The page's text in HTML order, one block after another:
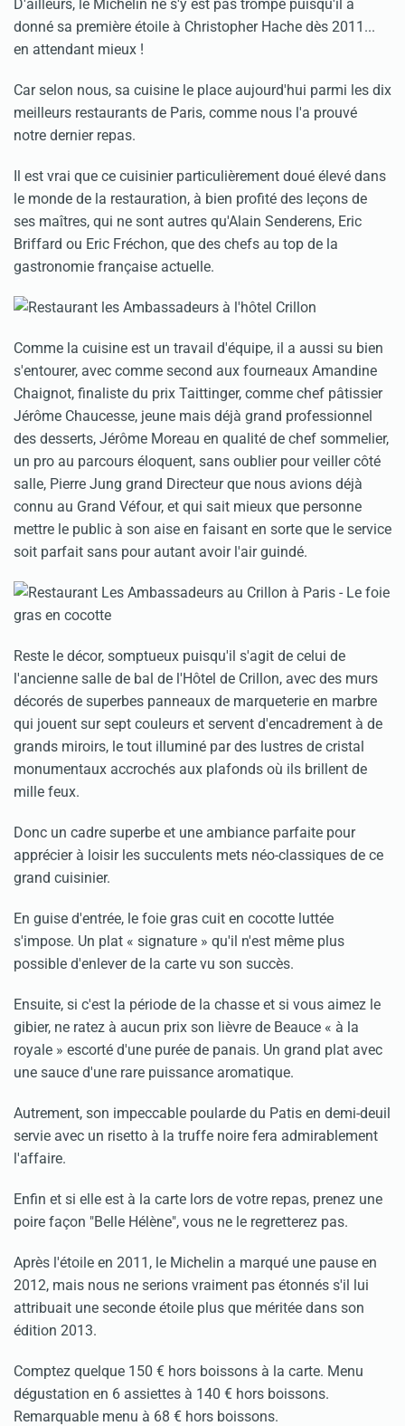
D'ailleurs, le Michelin ne s'y est pas trompé puisqu'il a
donné sa première étoile à Christopher Hache dès 2011...
en attendant mieux !
Car selon nous, sa cuisine le place aujourd'hui parmi les dix
meilleurs restaurants de Paris, comme nous l'a prouvé
notre dernier repas.
Il est vrai que ce cuisinier particulièrement doué élevé dans
le monde de la restauration, à bien profité des leçons de
ses maîtres, qui ne sont autres qu'Alain Senderens, Eric
Briffard ou Eric Fréchon, que des chefs au top de la
gastronomie française actuelle.
Comme la cuisine est un travail d'équipe, il a aussi su bien
s'entourer, avec comme second aux fourneaux Amandine
Chaignot, finaliste du prix Taittinger, comme chef pâtissier
Jérôme Chaucesse, jeune mais déjà grand professionnel
des desserts, Jérôme Moreau en qualité de chef sommelier,
un pro au parcours éloquent, sans oublier pour veiller côté
salle, Pierre Jung grand Directeur que nous avions déjà
connu au Grand Véfour, et qui sait mieux que personne
mettre le public à son aise en faisant en sorte que le service
soit parfait sans pour autant avoir l'air guindé.
Reste le décor, somptueux puisqu'il s'agit de celui de
l'ancienne salle de bal de l'Hôtel de Crillon, avec des murs
décorés de superbes panneaux de marqueterie en marbre
qui jouent sur sept couleurs et servent d'encadrement à de
grands miroirs, le tout illuminé par des lustres de cristal
monumentaux accrochés aux plafonds où ils brillent de
mille feux.
Donc un cadre superbe et une ambiance parfaite pour
apprécier à loisir les succulents mets néo-classiques de ce
grand cuisinier.
En guise d'entrée, le foie gras cuit en cocotte luttée
s'impose. Un plat « signature » qu'il n'est même plus
possible d'enlever de la carte vu son succès.
Ensuite, si c'est la période de la chasse et si vous aimez le
gibier, ne ratez à aucun prix son lièvre de Beauce « à la
royale » escorté d'une purée de panais. Un grand plat avec
une sauce d'une rare puissance aromatique.
Autrement, son impeccable poularde du Patis en demi-deuil
servie avec un risetto à la truffe noire fera admirablement
l'affaire.
Enfin et si elle est à la carte lors de votre repas, prenez une
poire façon "Belle Hélène", vous ne le regretterez pas.
Après l'étoile en 2011, le Michelin a marqué une pause en
2012, mais nous ne serions vraiment pas étonnés s'il lui
attribuait une seconde étoile plus que méritée dans son
édition 2013.
Comptez quelque 150 € hors boissons à la carte. Menu
dégustation en 6 assiettes à 140 € hors boissons.
Remarquable menu à 68 € hors boissons.